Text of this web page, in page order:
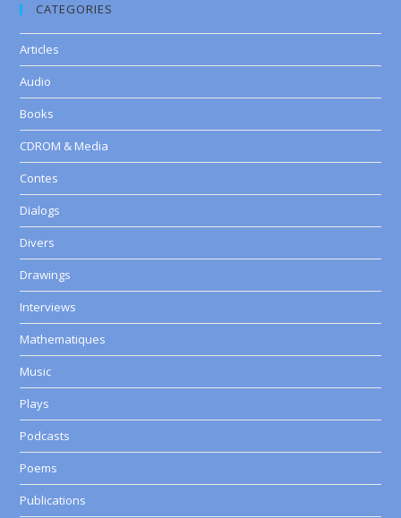
CATEGORIES
Articles
Audio
Books
CDROM & Media
Contes
Dialogs
Divers
Drawings
Interviews
Mathematiques
Music
Plays
Podcasts
Poems
Publications